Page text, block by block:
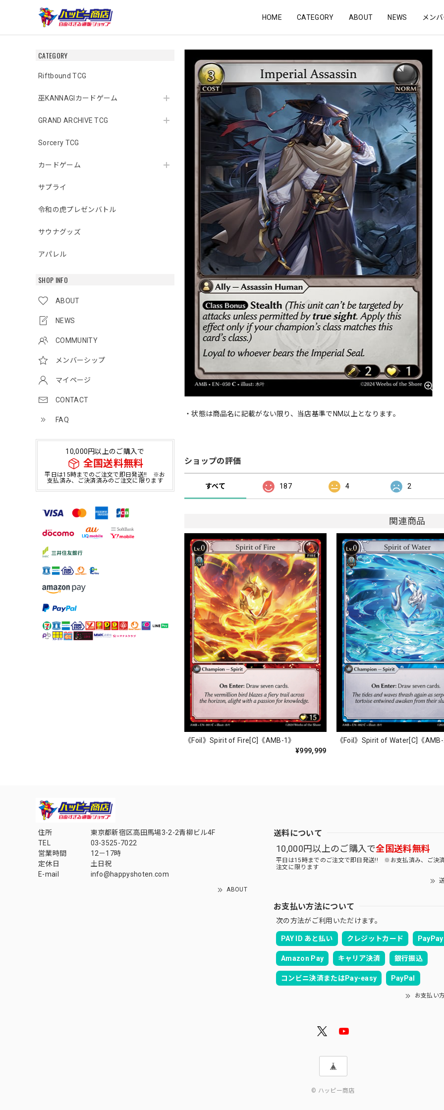
HOME CATEGORY ABOUT NEWS メン
CATEGORY
Riftbound TCG
巫KANNAGIカードゲーム
GRAND ARCHIVE TCG
Sorcery TCG
カードゲーム
サプライ
令和の虎プレゼンバトル
サウナグッズ
アパレル
SHOP INFO
ABOUT
NEWS
COMMUNITY
メンバーシップ
マイページ
CONTACT
FAQ
10,000円以上のご購入で
全国送料無料
平日は15時までのご注文で即日発送!! ※お
支払済み、ご決済済みのご注文に限ります
・状態は商品名に記載がない限り、当店基準でNM以上となります。
ショップの評価
すべて 187 4 2
関連商品
《Foil》Spirit of Fire[C]《AMB-1》
¥999,999
《Foil》Spirit of Water[C]《
住所
東京都新宿区高田馬場3-2-2青柳ビル4F
TEL
03-3525-7022
営業時間
12－17時
定休日
土日祝
E-mail
info@happyshoten.com
ABOUT
送料について
10,000円以上のご購入で全国送料無料
平日は15時までのご注文で即日発送!! ※お支払済み、ご決
注文に限ります
お支払い方法について
次の方法がご利用いただけます。
PAY ID あと払い クレジットカード PayPay
Amazon Pay キャリア決済 銀行振込
コンビニ決済またはPay-easy PayPal
お支払い
© ハッピー商店